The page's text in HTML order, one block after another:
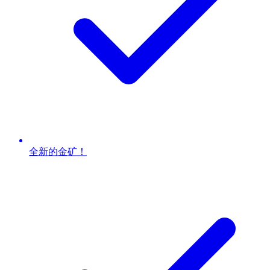
全新的金矿！